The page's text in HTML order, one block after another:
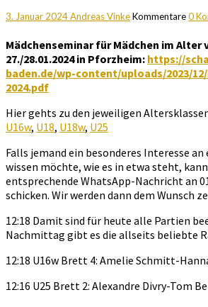
3. Januar 2024Andreas VinkeKommentare0
Mädchenseminar für Mädchen im Alter
27./28.01.2024 in Pforzheim: https://
baden.de/wp-content/uploads/2023/
2024.pdf
Hier gehts zu den jeweiligen
U16w, U18, U18w, U25
Falls jemand ein besonderes Interesse
wissen möchte, wie es in etwa steht,
entsprechende WhatsApp-Nachricht an
schicken. Wir werden dann dem Wunsch
12:18 Damit sind für heute alle Partien
Nachmittag gibt es die allseits beliebte
12:18 U16w Brett 4: Amelie Schmitt-
12:16 U25 Brett 2: Alexandre Divry-Tom